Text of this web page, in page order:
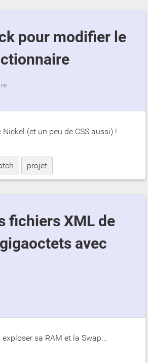
(et un peu de CSS aussi) !
projet
avec
sa RAM et la Swap...